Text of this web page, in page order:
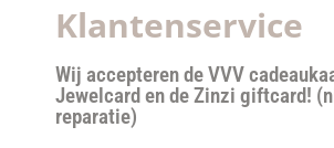
Klantenservice
Wij accepteren de VVV
Jewelcard en de Zinzi giftcard!
reparatie)